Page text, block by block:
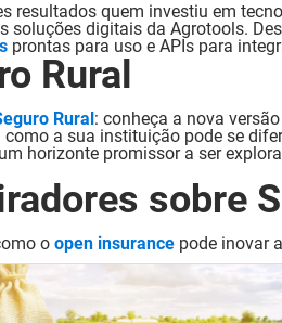
resultados quem investiu em
digitais da Agrotools.
prontas para uso e APIs para
Rural
Rural: conheça a nova
como a sua instituição pode se
horizonte promissor a ser
sobre
o open insurance pode inovar